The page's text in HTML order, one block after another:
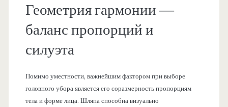
Геометрия гармонии —
баланс пропорций и
силуэта
Помимо уместности, важнейшим фактором при выборе
головного убора является его соразмерность пропорциям
тела и форме лица. Шляпа способна визуально